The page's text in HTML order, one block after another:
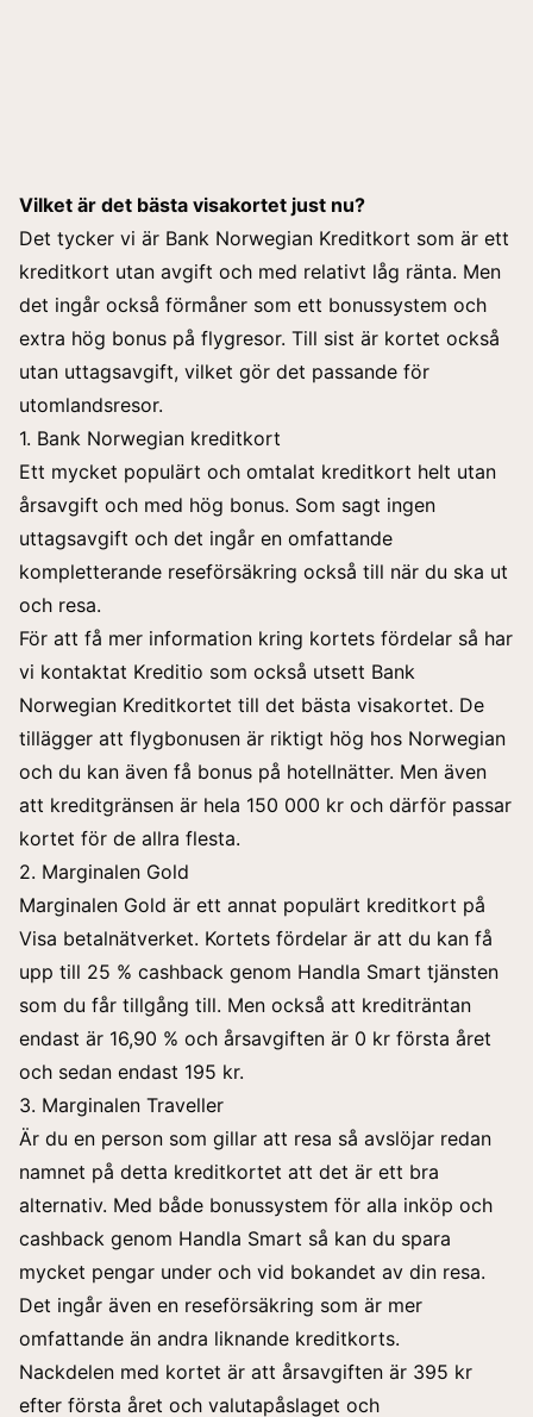
Vilket är det bästa visakortet just nu?
Det tycker vi är Bank Norwegian Kreditkort som är ett
kreditkort utan avgift och med relativt låg ränta. Men
det ingår också förmåner som ett bonussystem och
extra hög bonus på flygresor. Till sist är kortet också
utan uttagsavgift, vilket gör det passande för
utomlandsresor.
1. Bank Norwegian kreditkort
Ett mycket populärt och omtalat kreditkort helt utan
årsavgift och med hög bonus. Som sagt ingen
uttagsavgift och det ingår en omfattande
kompletterande reseförsäkring också till när du ska ut
och resa.
För att få mer information kring kortets fördelar så har
vi kontaktat Kreditio som också utsett Bank
Norwegian Kreditkortet till det bästa visakortet. De
tillägger att flygbonusen är riktigt hög hos Norwegian
och du kan även få bonus på hotellnätter. Men även
att kreditgränsen är hela 150 000 kr och därför passar
kortet för de allra flesta.
2. Marginalen Gold
Marginalen Gold är ett annat populärt kreditkort på
Visa betalnätverket. Kortets fördelar är att du kan få
upp till 25 % cashback genom Handla Smart tjänsten
som du får tillgång till. Men också att krediträntan
endast är 16,90 % och årsavgiften är 0 kr första året
och sedan endast 195 kr.
3. Marginalen Traveller
Är du en person som gillar att resa så avslöjar redan
namnet på detta kreditkortet att det är ett bra
alternativ. Med både bonussystem för alla inköp och
cashback genom Handla Smart så kan du spara
mycket pengar under och vid bokandet av din resa.
Det ingår även en reseförsäkring som är mer
omfattande än andra liknande kreditkorts.
Nackdelen med kortet är att årsavgiften är 395 kr
efter första året och valutapåslaget och